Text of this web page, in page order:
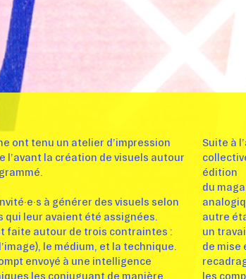
ont tenu un atelier d’impression
l’avant la création de visuels autour
à générer des visuels selon
leur avaient été assignées.
faite autour de trois contraintes :
le médium, et la technique.
envoyé à une intelligence
les conjuguant de manière
Suite à
édition
du
autre
un
de mise
les